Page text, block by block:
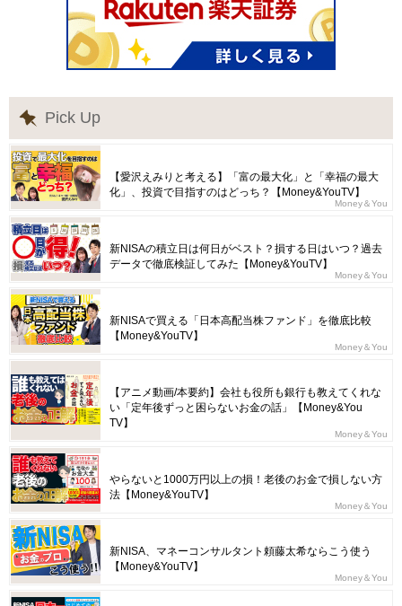
Pick Up
【愛沢えみりと考える】「富の最大化」と「幸福の最大
化」、投資で目指すのはどっち？【Money&YouTV】
Money＆You
新NISAの積立日は何日がベスト？損する日はいつ？過去
データで徹底検証してみた【Money&YouTV】
Money＆You
新NISAで買える「日本高配当株ファンド」を徹底比較
【Money&YouTV】
Money＆You
【アニメ動画/本要約】会社も役所も銀行も教えてくれな
い「定年後ずっと困らないお金の話」【Money&You
TV】
Money＆You
やらないと1000万円以上の損！老後のお金で損しない方
法【Money&YouTV】
Money＆You
新NISA、マネーコンサルタント頼藤太希ならこう使う
【Money&YouTV】
Money＆You